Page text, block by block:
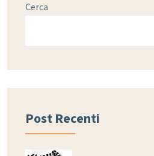
Cerca
Post Recenti